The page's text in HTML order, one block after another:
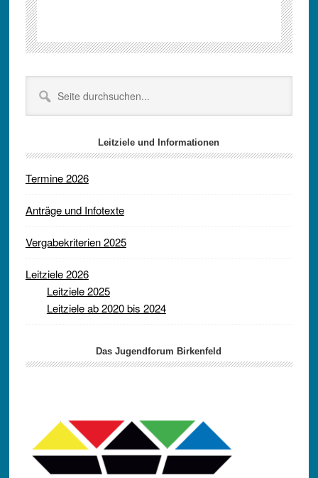
Seitenspalte
durchsuchen...
Leitziele und Informationen
Termine 2026
Anträge und Infotexte
Vergabekriterien 2025
Leitziele 2026
Leitziele 2025
Leitziele ab 2020 bis 2024
Das Jugendforum Birkenfeld